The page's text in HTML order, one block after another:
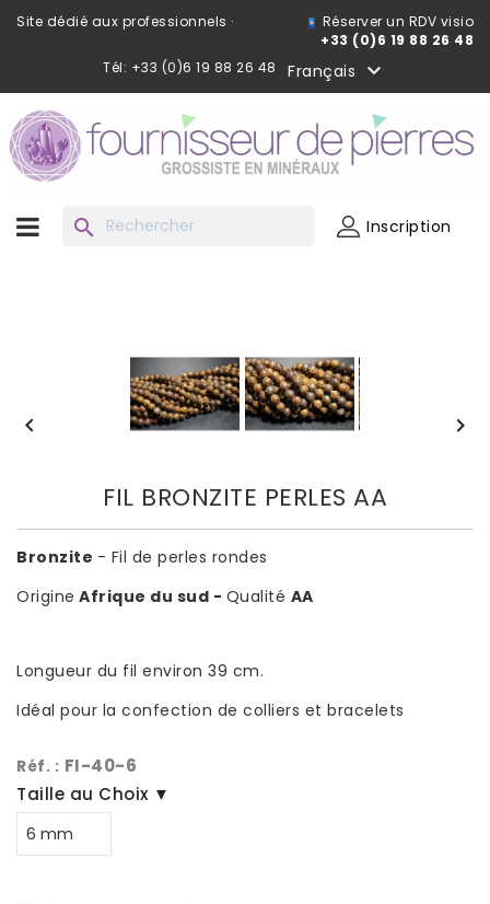
Site dédié aux professionnels ·
Réserver un RDV visio
+33 (0)6 19 88 26 48
Tél: +33 (0)6 19 88 26 48
Français 
search Inscription
 
FIL BRONZITE PERLES AA
Bronzite - Fil de perles rondes
Origine Afrique du sud - Qualité AA
Longueur du fil environ 39 cm.
Idéal pour la confection de colliers et bracelets
Réf. : FI-40-6
Taille au Choix ▼